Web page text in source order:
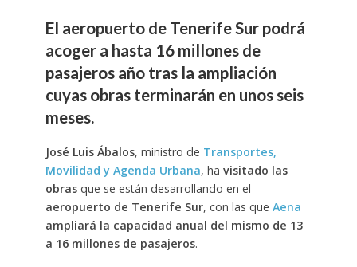
El aeropuerto de Tenerife Sur podrá
acoger a hasta 16 millones de
pasajeros año tras la ampliación
cuyas obras terminarán en unos seis
meses.
José Luis Ábalos, ministro de Transportes,
Movilidad y Agenda Urbana, ha visitado las
obrasque se están desarrollando en el
aeropuerto de Tenerife Sur, con las que Aena
ampliará la capacidad anual del mismo de 13
a 16 millones de pasajeros.